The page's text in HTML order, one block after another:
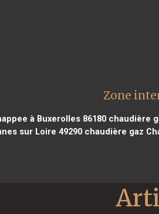
Zone
à Buxerolles 86180chaudière
sur Loire 49290chaudière gaz